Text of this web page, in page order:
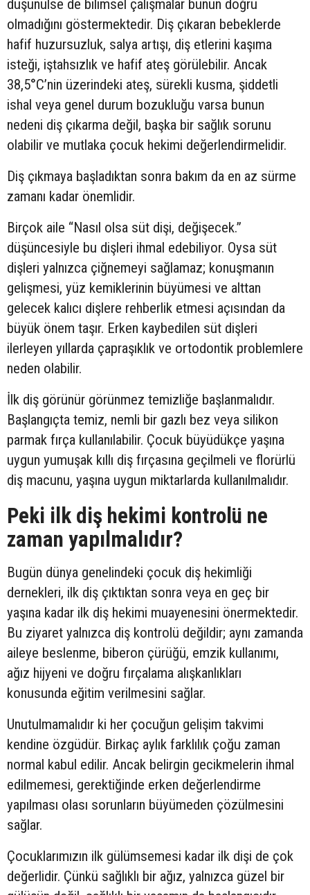
düşünülse de bilimsel çalışmalar bunun doğru
olmadığını göstermektedir. Diş çıkaran bebeklerde
hafif huzursuzluk, salya artışı, diş etlerini kaşıma
isteği, iştahsızlık ve hafif ateş görülebilir. Ancak
38,5°C’nin üzerindeki ateş, sürekli kusma, şiddetli
ishal veya genel durum bozukluğu varsa bunun
nedeni diş çıkarma değil, başka bir sağlık sorunu
olabilir ve mutlaka çocuk hekimi değerlendirmelidir.
Diş çıkmaya başladıktan sonra bakım da en az sürme
zamanı kadar önemlidir.
Birçok aile “Nasıl olsa süt dişi, değişecek.”
düşüncesiyle bu dişleri ihmal edebiliyor. Oysa süt
dişleri yalnızca çiğnemeyi sağlamaz; konuşmanın
gelişmesi, yüz kemiklerinin büyümesi ve alttan
gelecek kalıcı dişlere rehberlik etmesi açısından da
büyük önem taşır. Erken kaybedilen süt dişleri
ilerleyen yıllarda çapraşıklık ve ortodontik problemlere
neden olabilir.
İlk diş görünür görünmez temizliğe başlanmalıdır.
Başlangıçta temiz, nemli bir gazlı bez veya silikon
parmak fırça kullanılabilir. Çocuk büyüdükçe yaşına
uygun yumuşak kıllı diş fırçasına geçilmeli ve florürlü
diş macunu, yaşına uygun miktarlarda kullanılmalıdır.
Peki ilk diş hekimi kontrolü ne
zaman yapılmalıdır?
Bugün dünya genelindeki çocuk diş hekimliği
dernekleri, ilk diş çıktıktan sonra veya en geç bir
yaşına kadar ilk diş hekimi muayenesini önermektedir.
Bu ziyaret yalnızca diş kontrolü değildir; aynı zamanda
aileye beslenme, biberon çürüğü, emzik kullanımı,
ağız hijyeni ve doğru fırçalama alışkanlıkları
konusunda eğitim verilmesini sağlar.
Unutulmamalıdır ki her çocuğun gelişim takvimi
kendine özgüdür. Birkaç aylık farklılık çoğu zaman
normal kabul edilir. Ancak belirgin gecikmelerin ihmal
edilmemesi, gerektiğinde erken değerlendirme
yapılması olası sorunların büyümeden çözülmesini
sağlar.
Çocuklarımızın ilk gülümsemesi kadar ilk dişi de çok
değerlidir. Çünkü sağlıklı bir ağız, yalnızca güzel bir